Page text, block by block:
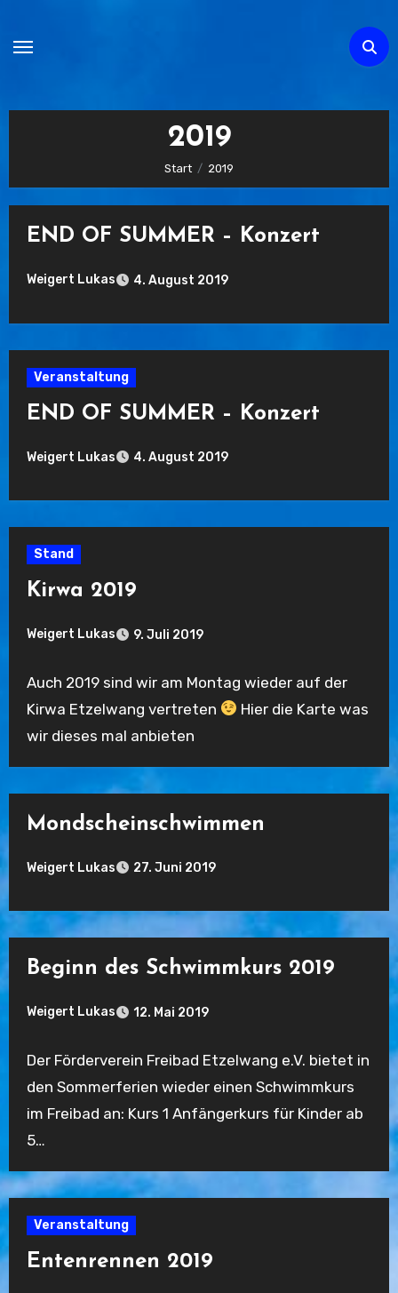
2019
Start 2019
END OF SUMMER – Konzert
Weigert Lukas 4. August 2019
Veranstaltung
END OF SUMMER – Konzert
Weigert Lukas 4. August 2019
Stand
Kirwa 2019
Weigert Lukas 9. Juli 2019
Kommentare
Auch 2019 sind wir am Montag wieder auf der
Kirwa Etzelwang vertreten
Hier die Karte was
wir dieses mal anbieten
Mondscheinschwimmen
Weigert Lukas 27. Juni 2019
Kommentare
Beginn des Schwimmkurs 2019
Weigert Lukas 12. Mai 2019
Kommentare
Der Förderverein Freibad Etzelwang e.V. bietet in
den Sommerferien wieder einen Schwimmkurs
im Freibad an: Kurs 1 Anfängerkurs für Kinder ab
5…
Veranstaltung
Entenrennen 2019